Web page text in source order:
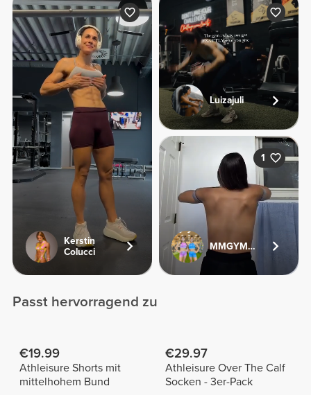
Kerstin
Colucci
Luizajuli
1
MMGYMSISTERS
Passt hervorragend zu
€19.99
Athleisure Shorts mit
mittelhohem Bund
€29.97
Athleisure Over The Calf
Socken - 3er-Pack